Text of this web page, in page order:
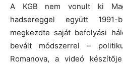
A KGB nem vonult ki
hadsereggel együtt
megkezdte saját befolyási
bevált módszerrel –
Romanova, a videó